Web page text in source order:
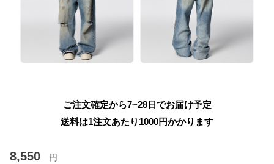
ご注文確定から7~28日でお届け予定
送料は1注文あたり 1000円かかります
8,550 円